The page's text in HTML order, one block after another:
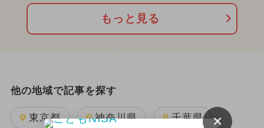
もっと見る
他の地域で記事を探す
東京都 神奈川県 千葉県 ×